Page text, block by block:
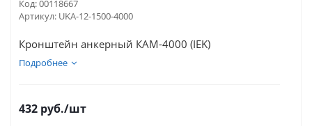
Код:00118667
Артикул: UKA-12-1500-4000
Кронштейн анкерный КАМ-4000 (IEK)
Подробнее
432 руб./шт